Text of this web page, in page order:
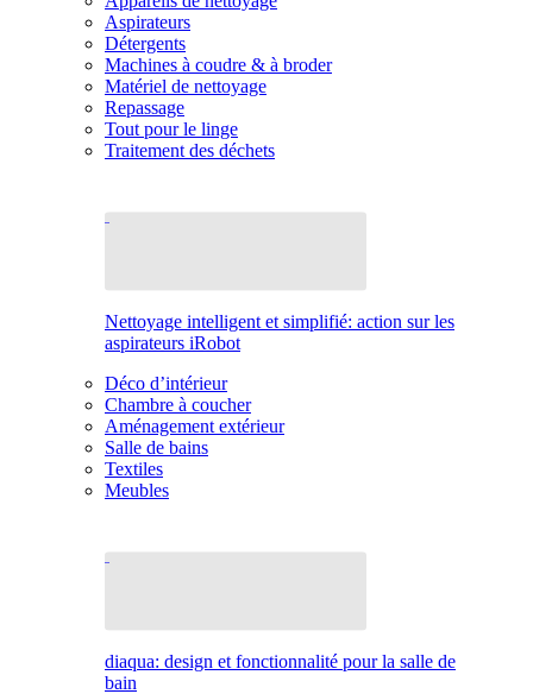
Aspirateurs
Détergents
Machines à coudre & à broder
Matériel de nettoyage
Repassage
Tout pour le linge
Traitement des déchets
Nettoyage intelligent et simplifié: action sur les
aspirateurs iRobot
Déco d’intérieur
Chambre à coucher
Aménagement extérieur
Salle de bains
Textiles
Meubles
diaqua: design et fonctionnalité pour la salle de
bain